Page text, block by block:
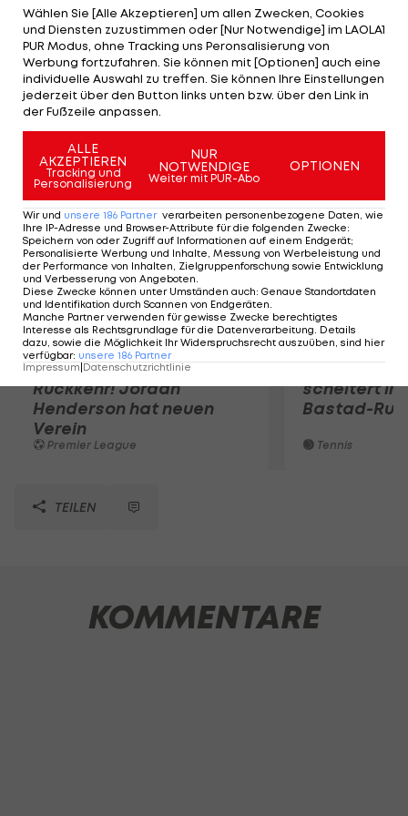
bei den Budapest Stars engagiert, für die er
vergangenes Jahr in 52 Spielen 18 Punkte scorte.
Außerdem verpflichtet Fehervar Harlan Pratt. Der
32-jährige Kanadier kommt vom schwedischen
Zweitligisten Tingsryd (6 Assists in 48 Spielen).
Mehr zum Thema
Premier-League-
Rückkehr! Jordan
Henderson hat neuen
Verein
Premier League
Sebastian
scheitert in
Bastad-
Tennis
TEILEN
KOMMENTARE
Wählen Sie [Alle Akzeptieren] um allen Zwecken, Cookies
und Diensten zuzustimmen oder [Nur Notwendige] im LAOLA1
PUR Modus, ohne Tracking uns Peronsalisierung von
Werbung fortzufahren. Sie können mit [Optionen] auch eine
individuelle Auswahl zu treffen. Sie können Ihre Einstellungen
jederzeit über den Button links unten bzw. über den Link in
der Fußzeile anpassen.
ALLE
AKZEPTIEREN
Tracking und
Personalisierung
NUR
NOTWENDIGE
Weiter mit PUR-Abo
OPTIONEN
Wir und unsere 186 Partner verarbeiten personenbezogene Daten, wie
Ihre IP-Adresse und Browser-Attribute für die folgenden Zwecke:
Speichern von oder Zugriff auf Informationen auf einem Endgerät;
Personalisierte Werbung und Inhalte, Messung von Werbeleistung und
der Performance von Inhalten, Zielgruppenforschung sowie Entwicklung
und Verbesserung von Angeboten.
Diese Zwecke können unter Umständen auch: Genaue Standortdaten
und Identifikation durch Scannen von Endgeräten.
Manche Partner verwenden für gewisse Zwecke berechtigtes
Interesse als Rechtsgrundlage für die Datenverarbeitung. Details
dazu, sowie die Möglichkeit Ihr Widerspruchsrecht auszuüben, sind hier
verfügbar: unsere 186 Partner
Impressum Datenschutzrichtlinie